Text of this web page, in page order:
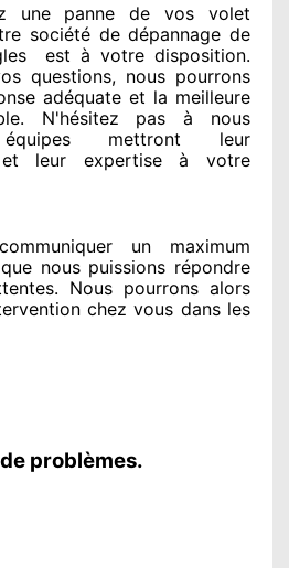
une panne de vos volet
société de dépannage de
est à votre disposition.
questions, nous pourrons
adéquate et la meilleure
N'hésitez pas à nous
mettront leur
leur expertise à votre
un maximum
nous puissions répondre
. Nous pourrons alors
chez vous dans les
problèmes.